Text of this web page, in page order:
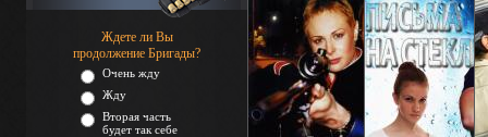
Ждете ли Вы
продолжение Бригады?
Очень жду
Жду
Вторая часть
будет так себе